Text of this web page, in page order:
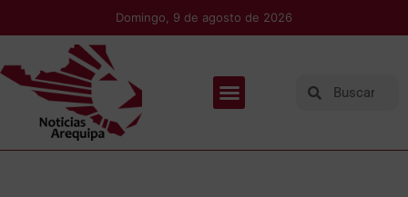
Domingo, 9 de agosto de 2026